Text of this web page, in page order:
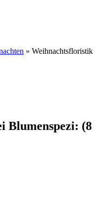
» Weihnachtsfloristik
Blumenspezi: (8